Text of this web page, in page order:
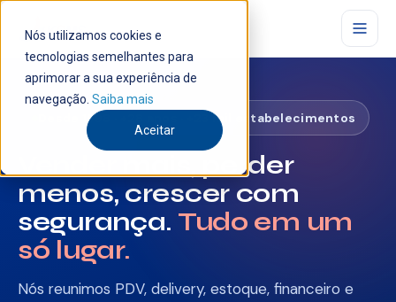
Nós utilizamos cookies e
tecnologias semelhantes para
aprimorar a sua experiência de
navegação. Saiba mais
Aceitar
Desde 1998 · +28 anos · +23 mil estabelecimentos
Vender mais, perder
menos, crescer com
segurança. Tudo em um
só lugar.
Nós reunimos PDV, delivery, estoque, financeiro e